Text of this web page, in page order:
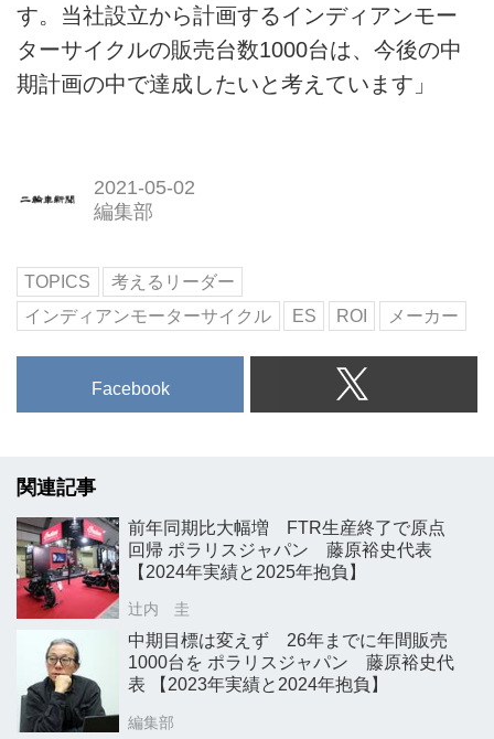
す。当社設立から計画するインディアンモー
ターサイクルの販売台数1000台は、今後の中
期計画の中で達成したいと考えています」
2021-05-02
編集部
TOPICS
考えるリーダー
インディアンモーターサイクル
ES ROI メーカー
Facebook
関連記事
前年同期比大幅増 FTR生産終了で原点
回帰 ポラリスジャパン 藤原裕史代表
【2024年実績と2025年抱負】
辻内 圭
中期目標は変えず 26年までに年間販売
1000台を ポラリスジャパン 藤原裕史代
表 【2023年実績と2024年抱負】
編集部